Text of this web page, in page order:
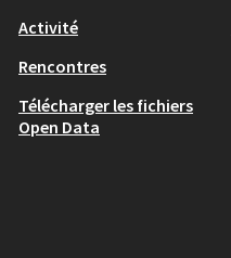
Activité
Rencontres
Télécharger les fichiers
Open Data